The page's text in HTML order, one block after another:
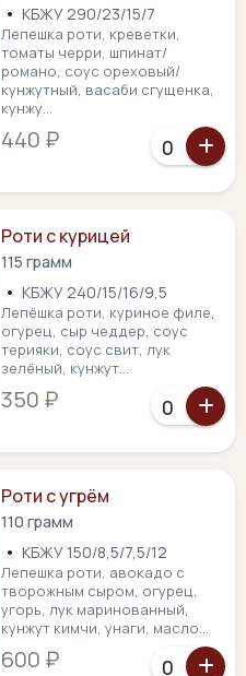
• КБЖУ 290/23/15/7
Лепешка роти, креветки,
томаты черри, шпинат/
романо, соус ореховый/
кунжутный, васаби сгущенка,
кунжу...
440 ₽
Роти с курицей
115 грамм
• КБЖУ 240/15/16/9,5
Лепёшка роти, куриное филе,
огурец, сыр чеддер, соус
терияки, соус свит, лук
зелёный, кунжут...
350 ₽
Роти с угрём
110 грамм
• КБЖУ 150/8,5/7,5/12
Лепешка роти, авокадо с
творожным сыром, огурец,
угорь, лук маринованный,
кунжут кимчи, унаги, масло...
600 ₽